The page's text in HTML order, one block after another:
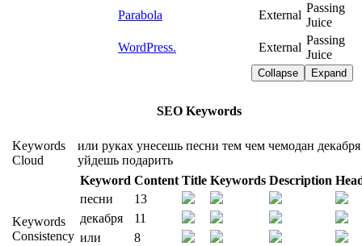
Parabola
External
Passing
Juice
WordPress.
External
Passing
Juice
Expand
Collapse
SEO Keywords
Keywords
Cloud
или руках унесешь песни тем чем чемодан декабря
уйдешь подарить
Keywords
Consistency
Keyword Content Title Keywords Description
песни
13
декабря
11
или
8